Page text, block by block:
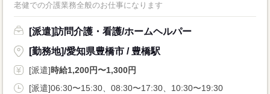
老健での介護業務全般のお仕事になります
[派遣]訪問介護・看護/ホームヘルパー
[勤務地]/愛知県豊橋市 / 豊橋駅
[派遣]時給1,200円〜1,300円
[派遣]06:30〜15:30、08:30〜17:30、10:30〜19:30